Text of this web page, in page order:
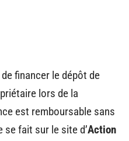
financer le dépôt de
lors de la
est remboursable sans
fait sur le site d’Action